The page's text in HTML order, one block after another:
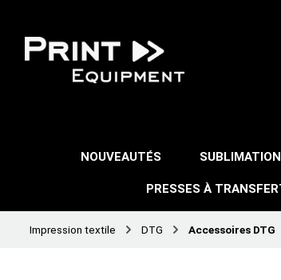
NOUVEAUTÉS SUBLIMATION
PRESSES À
Impression textile DTG Accessoires DTG